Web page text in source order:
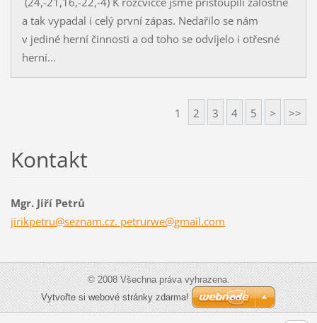
a tak vypadal i celý první zápas. Nedařilo se nám
v jediné herní činnosti a od toho se odvíjelo i otřesné
herní...
1 2 3 4 5 > >>
Kontakt
Mgr. Jiří Petrů
jirikpetru@seznam.cz. petrurwe@gmail.com
© 2008 Všechna práva vyhrazena.
Vytvořte si webové stránky zdarma!